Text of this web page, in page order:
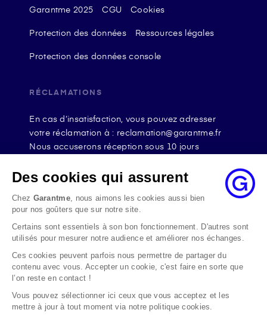
Garantme 2025 CGU Cookies
Protection des données Ressources légales
Protection des données console
RÉCLAMATIONS
En cas d’insatisfaction, vous pouvez adresser
votre réclamation à : reclamation@garantme.fr
Nous accuserons réception sous 10 jours
état de cause, nous répondrons à la réclamation
au maximum dans les 2 mois.
Si le désaccord persiste, vous pouvez solliciter
l’avis du Médiateur de l’Assurance par internet à
l’adresse La médiation de l’assurance - Accueil
Par courrier à l’adresse : La Médiation de
l’Assurance TSA 50110 75441 PARIS CEDEX 09 ou
par email à l’adresse www.mediation-
assurance.org
La saisine du Médiateur de l’Assurance est gratuite
mais ne peut intervenir qu’après nous avoir
Des cookies qui assurent
Chez Garantme, nous aimons les cookies aussi bien
pour nos goûters que sur notre site.
Certains sont essentiels à son bon fonctionnement. D'autres sont
utilisés pour mesurer notre audience et améliorer nos échanges.
Ces cookies peuvent parfois nous permettre de partager du
contenu avec vous. Accepter un cookie, c'est faire en sorte que
l’on reste en contact !
Vous pouvez sélectionner ici ceux que vous acceptez et les
mettre à jour à tout moment via notre politique cookies.